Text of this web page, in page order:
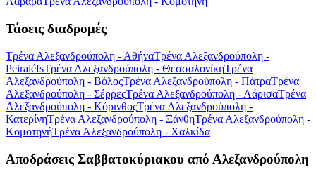
Τάσεις διαδρομές
Τρένα Αλεξανδρούπολη - ΑθήναΤρένα Αλεξανδρούπολη -
PeiraiéfsΤρένα Αλεξανδρούπολη - ΘεσσαλονίκηΤρένα
Αλεξανδρούπολη - ΒόλοςΤρένα Αλεξανδρούπολη - ΠάτραΤρένα
Αλεξανδρούπολη - ΣέρρεςΤρένα Αλεξανδρούπολη - ΛάρισαΤρένα
Αλεξανδρούπολη - ΚόρινθοςΤρένα Αλεξανδρούπολη -
ΚατερίνηΤρένα Αλεξανδρούπολη - ΞάνθηΤρένα Αλεξανδρούπολη -
ΚομοτηνήΤρένα Αλεξανδρούπολη - Χαλκίδα
Αποδράσεις Σαββατοκύριακου από Αλεξανδρούπολη